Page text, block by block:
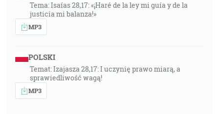
Tema: Isaías 28,17: «¡Haré de la ley mi guía y de la
justicia mi balanza!»
MP3
POLSKI
Temat: Izajasza 28,17: I uczynię prawo miarą, a
sprawiedliwość wagą!
MP3